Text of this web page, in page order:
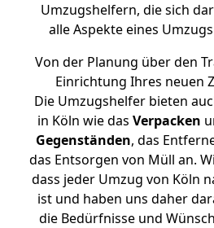
Umzugshelfern, die sich
alle Aspekte eines
Von der Planung über den
Einrichtung Ihres neuen
Die Umzugshelfer bieten
in Köln wie das Verpacken
Gegenständen, das
das Entsorgen von Müll an.
dass jeder Umzug von Köln
ist und haben uns daher
die Bedürfnisse und